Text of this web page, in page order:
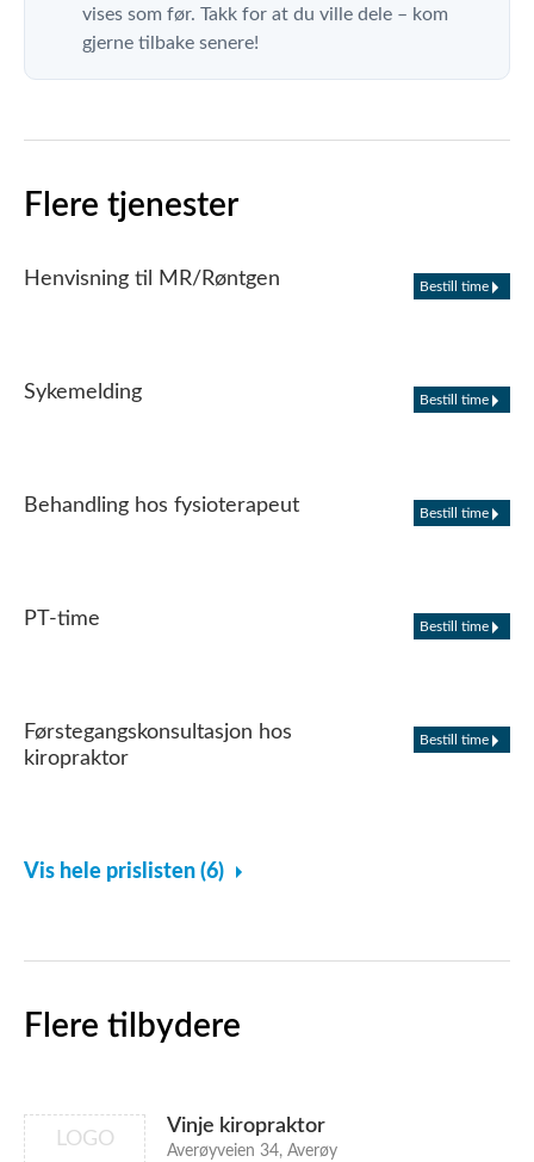
vises som før. Takk for at du ville dele – kom
gjerne tilbake senere!
Flere tjenester
Henvisning til MR/Røntgen Bestill time
Sykemelding Bestill time
Behandling hos fysioterapeut Bestill time
PT-time Bestill time
Førstegangskonsultasjon hos
kiropraktor
Bestill time
Vis hele prislisten (6)
Flere tilbydere
LOGO
Vinje kiropraktor
Averøyveien 34, Averøy